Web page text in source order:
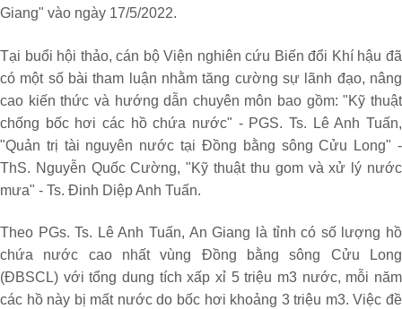
Giang" vào ngày 17/5/2022.
Tại buổi hội thảo, cán bộ Viện nghiên cứu Biến đổi Khí hậu đã
có một số bài tham luận nhằm tăng cường sự lãnh đạo, nâng
cao kiến thức và hướng dẫn chuyên môn bao gồm: "Kỹ thuật
chống bốc hơi các hồ chứa nước" - PGS. Ts. Lê Anh Tuấn,
"Quản trị tài nguyên nước tại Đồng bằng sông Cửu Long" -
ThS. Nguyễn Quốc Cường, "Kỹ thuật thu gom và xử lý nước
mưa" - Ts. Đinh Diệp Anh Tuấn.
Theo PGs. Ts. Lê Anh Tuấn, An Giang là tỉnh có số lượng hồ
chứa nước cao nhất vùng Đồng bằng sông Cửu Long
(ĐBSCL) với tổng dung tích xấp xỉ 5 triệu m3 nước, mỗi năm
các hồ này bị mất nước do bốc hơi khoảng 3 triệu m3. Việc đề